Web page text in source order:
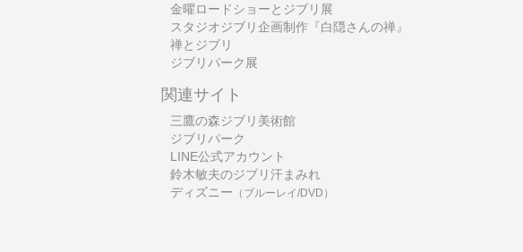
金曜ロードショーとジブリ展
スタジオジブリ企画制作『白隠さんの禅』
禅とジブリ
ジブリパーク展
関連サイト
三鷹の森ジブリ美術館
ジブリパーク
LINE公式アカウント
鈴木敏夫のジブリ汗まみれ
ディズニー （ブルーレイ/DVD）